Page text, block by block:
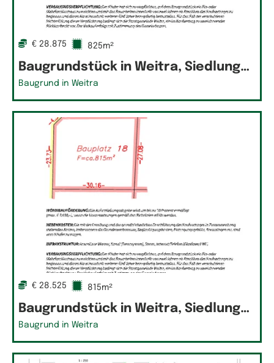
€ 28.875 825m²
Baugrundstück in Weitra, Siedlung…
Baugrund in Weitra
€ 28.525 815m²
Baugrundstück in Weitra, Siedlung…
Baugrund in Weitra